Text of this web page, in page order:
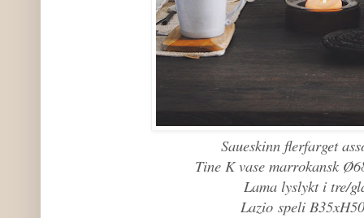
Saueskinn flerfarget
Tine K vase marrokansk
Lama lyslykt i tre/
Lazio speli